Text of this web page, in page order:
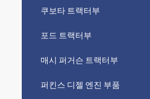
쿠보타 트랙터부
포드 트랙터부
매시 퍼거슨 트랙터부
퍼킨스 디젤 엔진 부품